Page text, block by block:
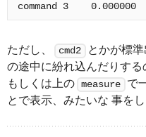
ただし、 cmd2
とかが標
の途中に紛れ込んだりする
もしくは上の measure
で
とで表示、みたいな 事を